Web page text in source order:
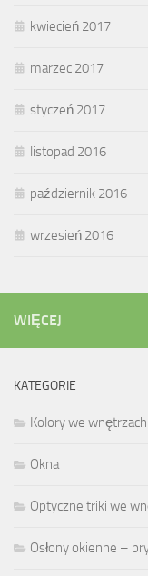
kwiecień 2017
marzec 2017
styczeń 2017
listopad 2016
październik 2016
wrzesień 2016
WIĘCEJ
KATEGORIE
Kolory we
Okna
Optyczne triki we
Osłony okienne –